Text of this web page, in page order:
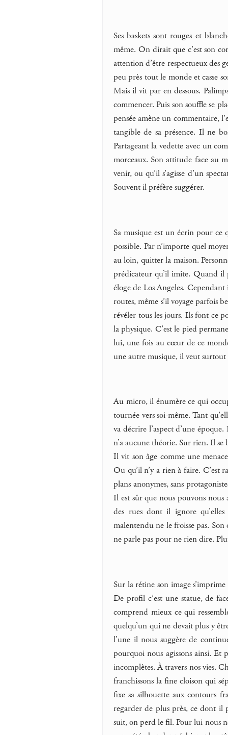
Ses baskets sont rouges et
même. On dirait que c’est son
attention d’être respectueux des
peu près tout le monde et casse
Mais il vit par en dessous.
commencer. Puis son souffle se
pensée amène un commentaire,
tangible de sa présence. Il ne
Partageant la vedette avec un
morceaux. Son attitude face au
venir, ou qu’il s’agisse d’un
Souvent il préfère suggérer.
Sa musique est un écrin pour ce
possible. Par n’importe quel
au loin, quitter la maison.
prédicateur qu’il imite. Quand
éloge de Los Angeles. Cependant
routes, même s’il voyage parfois
révéler tous les jours. Ils font ce
la physique. C’est le pied
lui, une fois au cœur de ce
une autre musique, il veut
Au micro, il énumère ce qui
tournée vers soi-même. Tant
va décrire l’aspect d’une
n’a aucune théorie. Sur rien. Il se
Il vit son âge comme une
Ou qu’il n’y a rien à faire. C’est
plans anonymes, sans
Il est sûr que nous pouvons
des rues dont il ignore
malentendu ne le froisse pas.
ne parle pas pour ne rien dire.
Sur la rétine son image
De profil c’est une statue, de
comprend mieux ce qui
quelqu’un qui ne devait plus y
l’une il nous suggère de
pourquoi nous agissons ainsi. Et
incomplètes. À travers nos vies.
franchissons la fine cloison qui
fixe sa silhouette aux contours
regarder de plus près, ce dont il
suit, on perd le fil. Pour lui nous